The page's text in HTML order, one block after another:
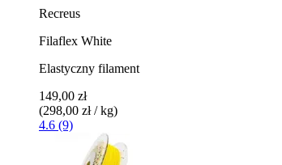
Recreus
Filaflex White
Elastyczny filament
149,00 zł
(298,00 zł / kg)
4.6 (9)